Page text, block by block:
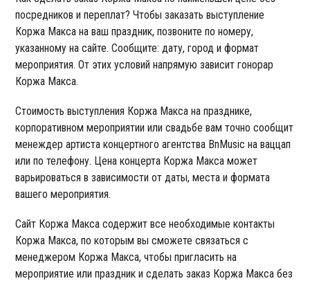
посредников и переплат? Чтобы заказать выступление
Коржа Макса на ваш праздник, позвоните по номеру,
указанному на сайте. Сообщите: дату, город и формат
мероприятия. От этих условий напрямую зависит гонорар
Коржа Макса.
Стоимость выступления Коржа Макса на празднике,
корпоративном мероприятии или свадьбе вам точно сообщит
менеждер артиста концертного агентства BnMusic на ваццап
или по телефону. Цена концерта Коржа Макса может
варьироваться в зависимости от даты, места и формата
вашего мероприятия.
Сайт Коржа Макса содержит все необходимые контакты
Коржа Макса, по которым вы сможете связаться с
менеджером Коржа Макса, чтобы пригласить на
мероприятие или праздник и сделать заказ Коржа Макса без